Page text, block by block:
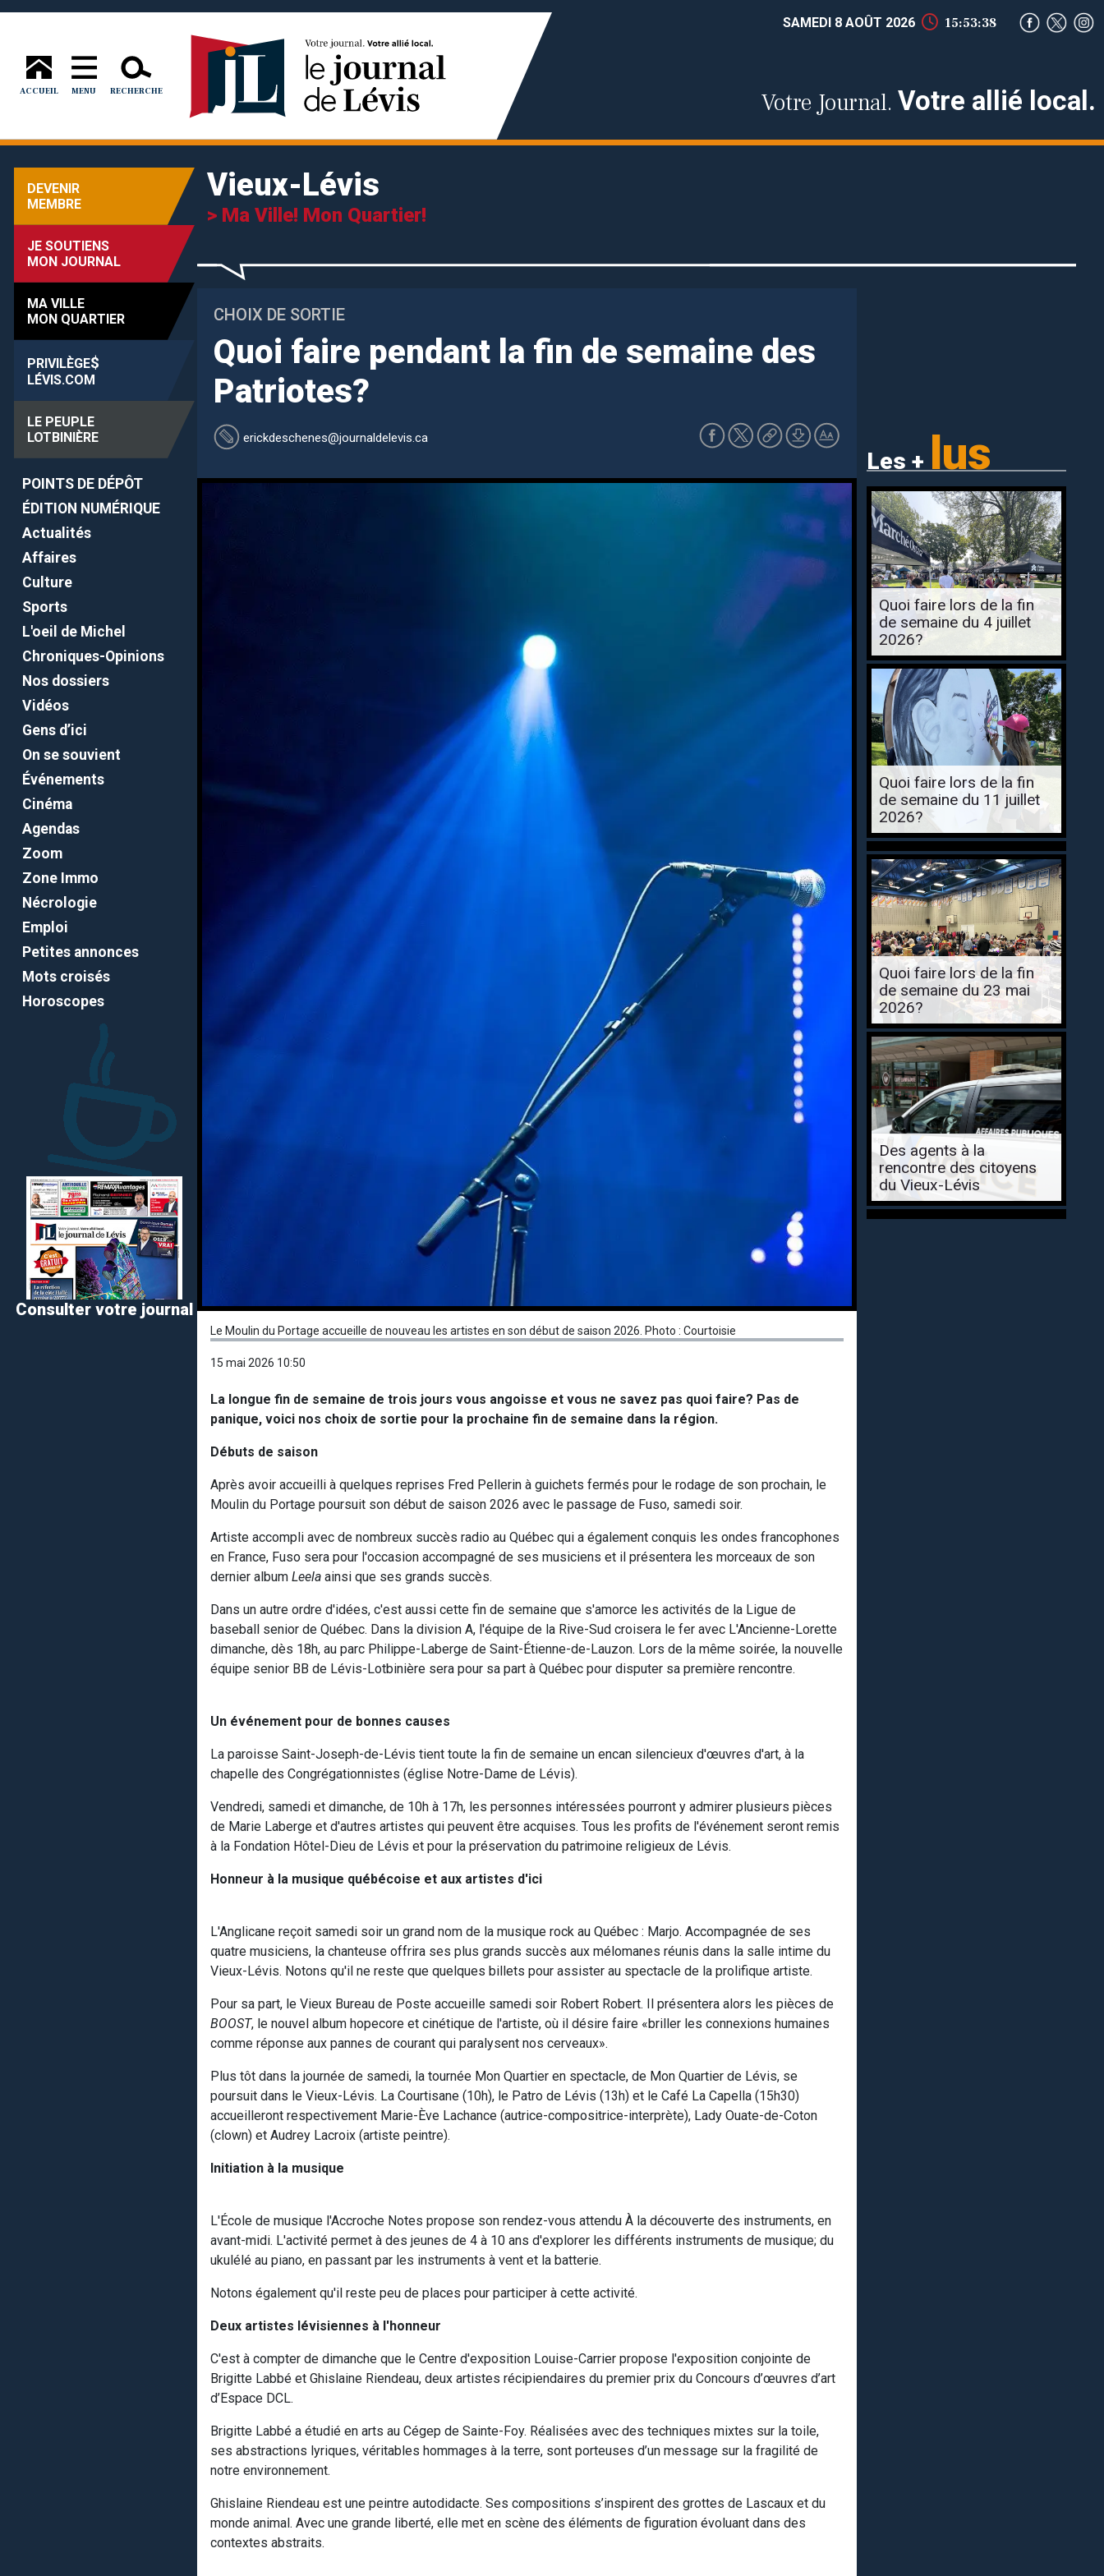
ACCUEIL MENU RECHERCHE
SAMEDI 8 AOÛT 2026 15:53:39
Votre Journal. Votre allié local.
DEVENIR
MEMBRE
JE SOUTIENS
MON JOURNAL
MA VILLE
MON QUARTIER
PRIVILÈGE$
LÉVIS.COM
LE PEUPLE
LOTBINIÈRE
POINTS DE DÉPÔT
ÉDITION NUMÉRIQUE
Actualités
Affaires
Culture
Sports
L'oeil de Michel
Chroniques-Opinions
Nos dossiers
Vidéos
Gens d’ici
On se souvient
Événements
Cinéma
Agendas
Zoom
Zone Immo
Nécrologie
Emploi
Petites annonces
Mots croisés
Horoscopes
Consulter votre journal
Vieux-Lévis
> Ma Ville! Mon Quartier!
CHOIX DE SORTIE
Quoi faire pendant la fin de semaine des
Patriotes?
erickdeschenes@journaldelevis.ca
Les + lus
Le Moulin du Portage accueille de nouveau les artistes en son début de saison 2026. Photo : Courtoisie
15 mai 2026 10:50
La longue fin de semaine de trois jours vous angoisse et vous ne savez pas quoi faire? Pas de
panique, voici nos choix de sortie pour la prochaine fin de semaine dans la région.
Débuts de saison
Après avoir accueilli à quelques reprises Fred Pellerin à guichets fermés pour le rodage de son prochain, le
Moulin du Portage poursuit son début de saison 2026 avec le passage de Fuso, samedi soir.
Artiste accompli avec de nombreux succès radio au Québec qui a également conquis les ondes francophones
en France, Fuso sera pour l'occasion accompagné de ses musiciens et il présentera les morceaux de son
dernier album Leela ainsi que ses grands succès.
Dans un autre ordre d'idées, c'est aussi cette fin de semaine que s'amorce les activités de la Ligue de
baseball senior de Québec. Dans la division A, l'équipe de la Rive-Sud croisera le fer avec L'Ancienne-Lorette
dimanche, dès 18h, au parc Philippe-Laberge de Saint-Étienne-de-Lauzon. Lors de la même soirée, la nouvelle
équipe senior BB de Lévis-Lotbinière sera pour sa part à Québec pour disputer sa première rencontre.
Un événement pour de bonnes causes
La paroisse Saint-Joseph-de-Lévis tient toute la fin de semaine un encan silencieux d'œuvres d'art, à la
chapelle des Congrégationnistes (église Notre-Dame de Lévis).
Vendredi, samedi et dimanche, de 10h à 17h, les personnes intéressées pourront y admirer plusieurs pièces
de Marie Laberge et d'autres artistes qui peuvent être acquises. Tous les profits de l'événement seront remis
à la Fondation Hôtel-Dieu de Lévis et pour la préservation du patrimoine religieux de Lévis.
Honneur à la musique québécoise et aux artistes d'ici
L'Anglicane reçoit samedi soir un grand nom de la musique rock au Québec : Marjo. Accompagnée de ses
quatre musiciens, la chanteuse offrira ses plus grands succès aux mélomanes réunis dans la salle intime du
Vieux-Lévis. Notons qu'il ne reste que quelques billets pour assister au spectacle de la prolifique artiste.
Pour sa part, le Vieux Bureau de Poste accueille samedi soir Robert Robert. Il présentera alors les pièces de
BOOST, le nouvel album hopecore et cinétique de l'artiste, où il désire faire «briller les connexions humaines
comme réponse aux pannes de courant qui paralysent nos cerveaux».
Plus tôt dans la journée de samedi, la tournée Mon Quartier en spectacle, de Mon Quartier de Lévis, se
poursuit dans le Vieux-Lévis. La Courtisane (10h), le Patro de Lévis (13h) et le Café La Capella (15h30)
accueilleront respectivement Marie-Ève Lachance (autrice-compositrice-interprète), Lady Ouate-de-Coton
(clown) et Audrey Lacroix (artiste peintre).
Initiation à la musique
L'École de musique l'Accroche Notes propose son rendez-vous attendu À la découverte des instruments, en
avant-midi. L'activité permet à des jeunes de 4 à 10 ans d'explorer les différents instruments de musique; du
ukulélé au piano, en passant par les instruments à vent et la batterie.
Notons également qu'il reste peu de places pour participer à cette activité.
Deux artistes lévisiennes à l'honneur
C'est à compter de dimanche que le Centre d'exposition Louise-Carrier propose l'exposition conjointe de
Brigitte Labbé et Ghislaine Riendeau, deux artistes récipiendaires du premier prix du Concours d’œuvres d’art
d’Espace DCL.
Brigitte Labbé a étudié en arts au Cégep de Sainte-Foy. Réalisées avec des techniques mixtes sur la toile,
ses abstractions lyriques, véritables hommages à la terre, sont porteuses d’un message sur la fragilité de
notre environnement.
Ghislaine Riendeau est une peintre autodidacte. Ses compositions s’inspirent des grottes de Lascaux et du
monde animal. Avec une grande liberté, elle met en scène des éléments de figuration évoluant dans des
contextes abstraits.
Quoi faire lors de la fin
de semaine du 4 juillet
2026?
Quoi faire lors de la fin
de semaine du 11 juillet
2026?
Quoi faire lors de la fin
de semaine du 23 mai
2026?
Des agents à la
rencontre des citoyens
du Vieux-Lévis